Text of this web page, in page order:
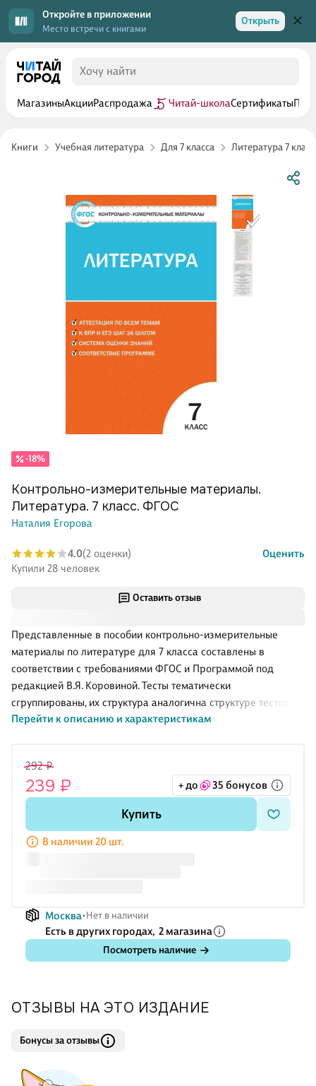
Откройте в приложении
Место встречи с книгами
Открыть
МагазиныАкцииРаспродажа Читай-школаСертификаты
Книги Учебная литература Для 7 класса Литература 7 класс
Оставить отзыв
Представленные в пособии контрольно-измерительные
материалы по литературе для 7 класса составлены в
соответствии с требованиями ФГОС и Программой под
редакцией В.Я. Коровиной. Тесты тематически
сгруппированы, их структура аналогична структуре тестов в
формате ЕГЭ. В конце пособия даны ключи к тестам.
Перейти к описанию и характеристикам
-18%
Контрольно-измерительные материалы.
Литература. 7 класс. ФГОС
Наталия Егорова
4.0(2 оценки)
Оценить
Купили 28 человек
292 ₽
239 ₽ + до 35 бонусов
Купить
В наличии 20 шт.
Москва Нет в наличии
Есть в других городах, 2 магазина
Посмотреть наличие
ОТЗЫВЫ НА ЭТО ИЗДАНИЕ
Бонусы за отзывы